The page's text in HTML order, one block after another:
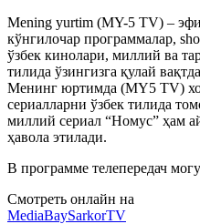
Mening yurtim (MY-5 TV) –
кўнгилочар программалар,
ўзбек кинолари, миллий ва
тилида ўзингизга қулай
Менинг юртимда (MY5 TV)
сериалларни ўзбек тилида
миллий сериал “Номус” ҳам
ҳавола этилади.
В программе телепередач
Смотреть онлайн на
MediaBaySarkorTV